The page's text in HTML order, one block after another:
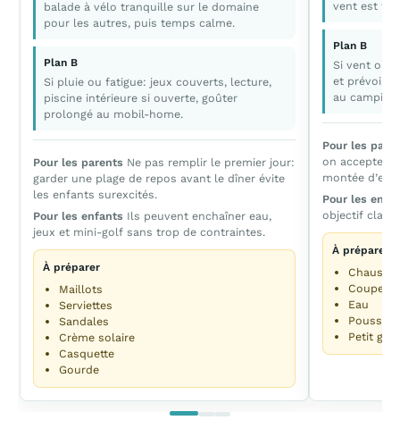
balade à vélo tranquille sur le domaine
pour les autres, puis temps calme.
Plan B
Si pluie ou fatigue: jeux couverts, lecture,
piscine intérieure si ouverte, goûter
prolongé au mobil-home.
Pour les parents Ne pas remplir le premier jour:
garder une plage de repos avant le dîner évite
les enfants surexcités.
Pour les enfants Ils peuvent enchaîner eau,
jeux et mini-golf sans trop de contraintes.
À préparer
Maillots
Serviettes
Sandales
Crème solaire
Casquette
Gourde
vent est
Plan B
Si vent ou
et prévoir
au camping.
Pour les
on accepte
montée
Pour les
objectif clair
À préparer
Coupe-
Eau
Petit